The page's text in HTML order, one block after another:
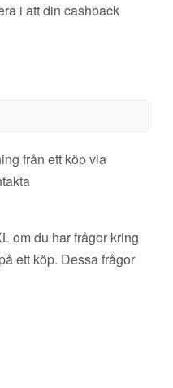
i att din cashback
från ett köp via
om du har frågor kring
ett köp. Dessa frågor